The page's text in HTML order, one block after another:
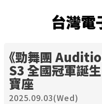
台灣電
《勁舞團
S3 全國冠軍誕生
寶座
2025.09.03(Wed)